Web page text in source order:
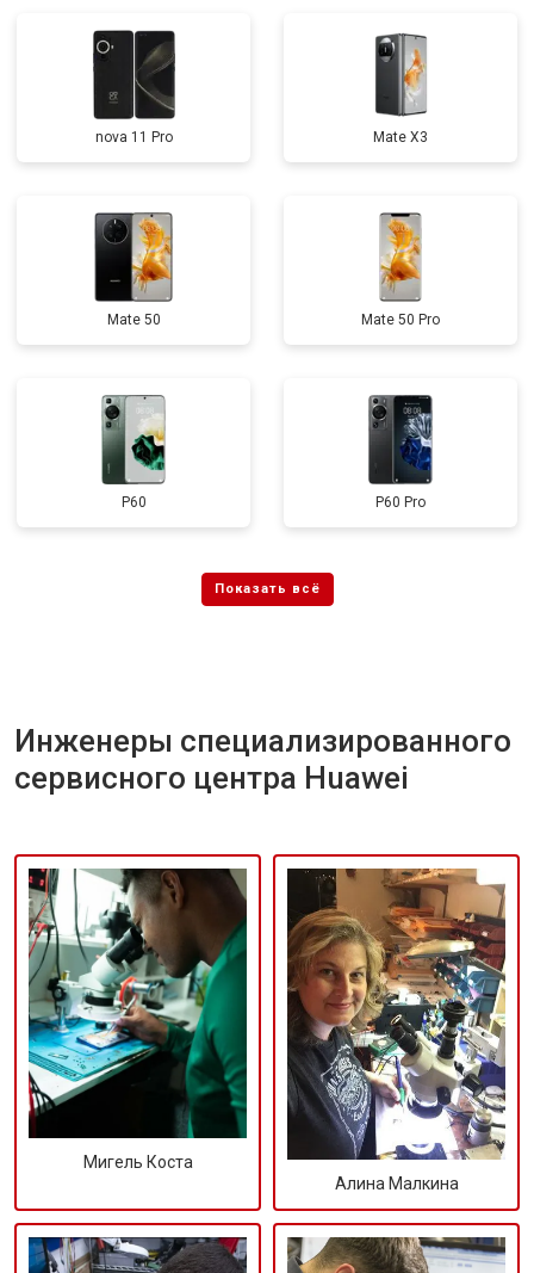
nova 11 Pro Mate X3
Mate 50 Mate 50 Pro
P60 P60 Pro
Инженеры специализированного
сервисного центра Huawei
Мигель Коста
Алина Малкина